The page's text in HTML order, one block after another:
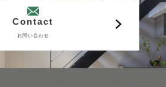
Contact
お問い合わせ